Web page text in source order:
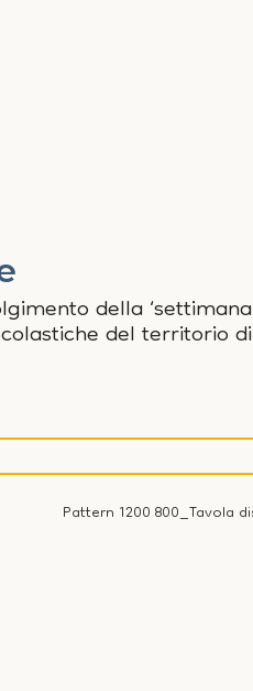
della ‘settimana
del territorio di